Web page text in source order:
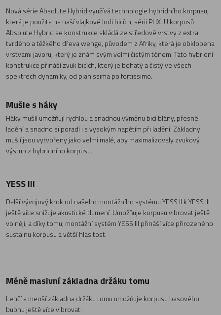
Nová série Absolute Hybrid využívá technologie hybridního korpusu,
která je použita na naší vlajkové lodi bicích, sérii PHX. U korpusů
Absolute Hybrid se konstrukce skládá ze středové vrstvy z extra
tvrdého a těžkého dřeva wenge, původem z Afriky, která je obklopena
vrstvami javoru, který je znám svým velmi čistým tónem. Tato hybridní
konstrukce přináší zvuk bicích, který je bohatý a čistý ve všech
spektrech dynamiky, od pianissima po fortissimo.
Mušle s háky
Háky mušlí umožňují rychlou a snadnou výměnu bicí blány, přesné
ladění a snadno si poradí i s vysokým napětím při ladění. Základny
mušlí jsou vytvořeny jako velmi malé, aby maximalizovaly zvukový
výstup z hybridního korpusu.
YESS III
Další vývojový krok od našeho montážního systému YESS II k YESS III
ještě více snižuje akustické tlumení. Umožňuje korpusu vibrovat ještě
volněji, a díky tomu, montážní systém YESS III přináší více přirozeného
sustainu korpusu a větší hlasitost.
Méně masivní základna držáku tomu
Lehčí a menší základna držáku tomu umožňuje korpusu basového
bubnu ještě více vibrovat.